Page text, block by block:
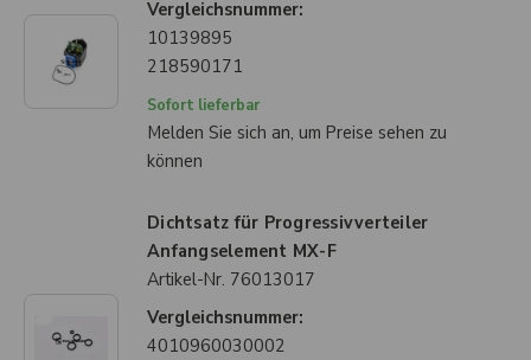
Vergleichsnummer:
10139895
218590171
Sofort lieferbar
Melden Sie sich an, um Preise sehen zu
können
Dichtsatz für Progressivverteiler
Anfangselement MX-F
Artikel-Nr. 76013017
Vergleichsnummer:
4010960030002